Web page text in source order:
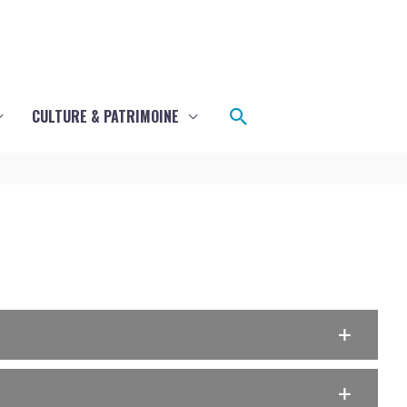
CULTURE & PATRIMOINE Rechercher